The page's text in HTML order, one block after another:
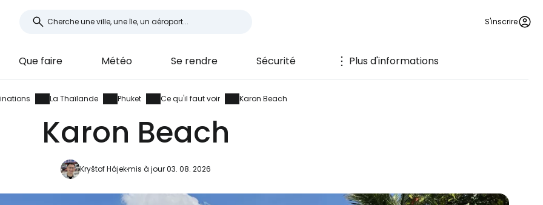
S'inscrire
Que faire Météo Se rendre Sécurité Plus d'informations
La Thaïlande Phuket Ce qu'il faut voir Karon Beach
Karon Beach
Kryštof Hájekmis à jour 03. 08. 2026